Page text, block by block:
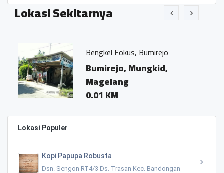
Lokasi Sekitarnya
Bengkel Fokus, Bumirejo
Bumirejo, Mungkid,
Magelang
0.01 KM
Lokasi Populer
Kopi Papupa Robusta
Dsn. Sengon RT4/3 Ds. Trasan Kec. Bandongan